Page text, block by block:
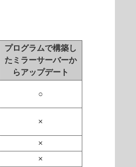
プログラムで構築し
たミラーサーバーか
らアップデート
○
×
×
×